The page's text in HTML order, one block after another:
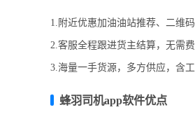
1.附近优惠加油油站推荐、二维
2.客服全程跟进货主结算，无需
3.海量一手货源，多方供应，含
蜂羽司机app软件优点